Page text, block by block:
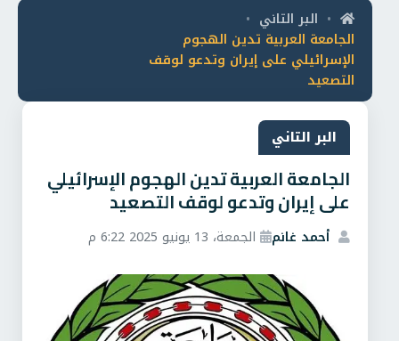
• البر التاني •
الجامعة العربية تدين الهجوم
الإسرائيلي على إيران وتدعو لوقف
التصعيد
البر التاني
الجامعة العربية تدين الهجوم الإسرائيلي
على إيران وتدعو لوقف التصعيد
أحمد غانم الجمعة، 13 يونيو 2025 6:22 م